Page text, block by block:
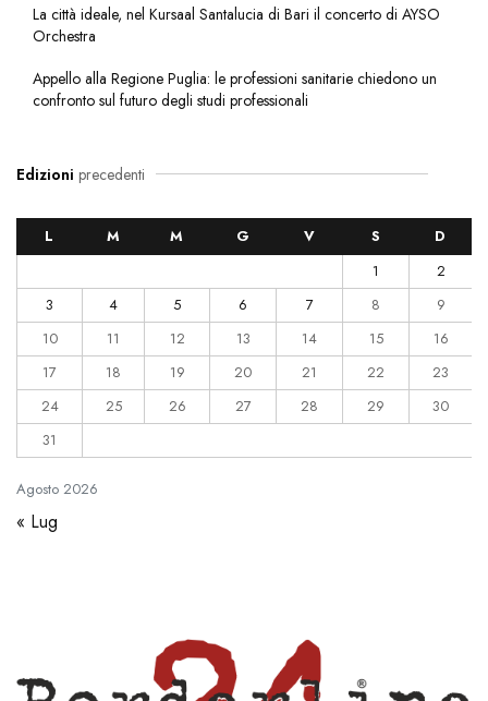
La città ideale, nel Kursaal Santalucia di Bari il concerto di AYSO
Orchestra
Appello alla Regione Puglia: le professioni sanitarie chiedono un
confronto sul futuro degli studi professionali
Edizioni precedenti
Agosto 2026
L M M G V S
D
1
2
3
4 5 6 7 8
9
10
11 12 13 14 15
16
17
18 19 20 21 22
23
24
25 26 27 28 29
30
31
« Lug